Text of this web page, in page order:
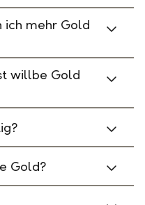
ich mehr Gold
willbe Gold
Gold?